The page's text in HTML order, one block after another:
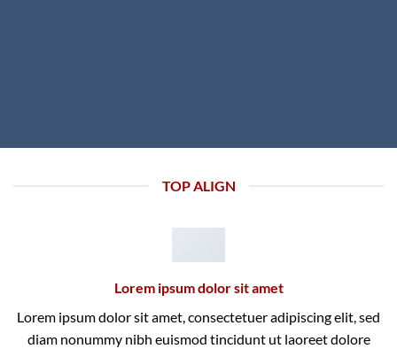
TOP ALIGN
Lorem ipsum dolor sit amet
Lorem ipsum dolor sit amet, consectetuer adipiscing elit, sed
diam nonummy nibh euismod tincidunt ut laoreet dolore